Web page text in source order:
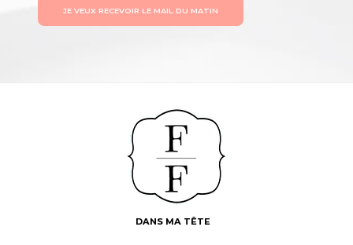
JE VEUX RECEVOIR LE MAIL DU MATIN
DANS MA TÊTE